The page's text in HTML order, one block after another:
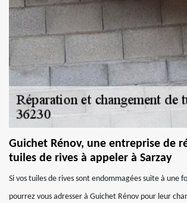
Guichet Rénov, une entreprise de
tuiles de rives à appeler à Sarzay
Si vos tuiles de rives sont endommagées suite à une
pourrez vous adresser à Guichet Rénov pour leur